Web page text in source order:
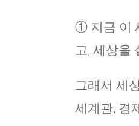
① 지금 이
고, 세상을
그래서 세
세계관, 경